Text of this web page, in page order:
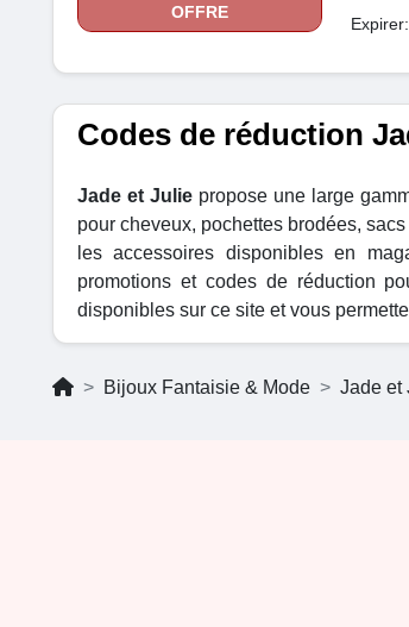
OFFRE
Codes de réduction
Jade et Julie propose une large
pour cheveux, pochettes brodées,
les accessoires disponibles en
promotions et codes de réduction
disponibles sur ce site et vous
Bijoux Fantaisie & Mode Jade et